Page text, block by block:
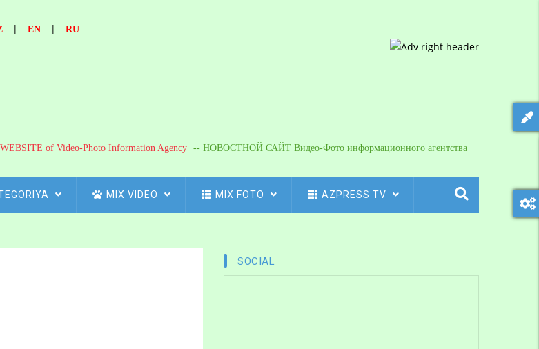
| EN | RU
of Video-Photo Information Agency -- НОВОСТНОЙ САЙТ Видео-Фото информационного агентства
MIX VIDEO MIX FOTO AZPRESS TV
SOCIAL